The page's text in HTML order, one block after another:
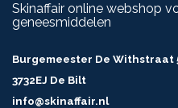
Skinaffair online webshop
geneesmiddelen
Burgemeester De Withstraat
3732EJ De Bilt
info@skinaffair.nl